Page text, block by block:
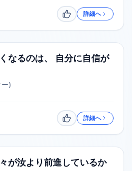
いいね詳細へ
なるのは、 自分に自信が
)
いいね詳細へ
が汝より前進しているか